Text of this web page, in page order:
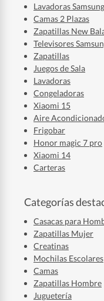
Lavadoras Samsung
Camas 2 Plazas
Zapatillas New
Televisores
Zapatillas
Juegos de Sala
Lavadoras
Congeladoras
Xiaomi 15
Aire
Frigobar
Honor magic 7 pro
Xiaomi 14
Carteras
Categorías
Casacas para
Zapatillas Mujer
Creatinas
Mochilas Escolares
Camas
Zapatillas Hombre
Juguetería